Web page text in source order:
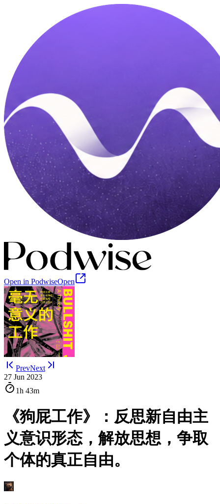
Open in PodwiseOpen
PrevNext
27 Jun 2023
1h 43m
《狗屁工作》：反思新自由主
义意识形态，解放思想，争取
个体的真正自由。